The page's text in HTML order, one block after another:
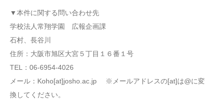
▼本件に関する問い合わせ先
学校法人常翔学園 広報企画課
石村、長谷川
住所：大阪市旭区大宮５丁目１６番１号
TEL：06-6954-4026
メール：Koho[at]josho.ac.jp ※メールアドレスの[at]は@に変
換してください。